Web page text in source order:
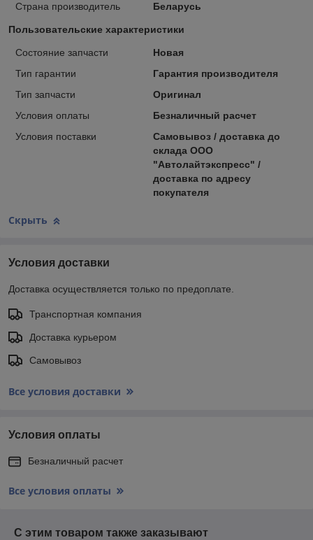
Страна производитель Беларусь
Пользовательские характеристики
Состояние запчасти
Новая
Тип гарантии
Гарантия производителя
Тип запчасти
Оригинал
Условия оплаты
Безналичный расчет
Условия поставки
Самовывоз / доставка до
склада ООО
"Автолайтэкспресс" /
доставка по адресу
покупателя
Скрыть
Условия доставки
Доставка осуществляется только по предоплате.
Транспортная компания
Доставка курьером
Самовывоз
Все условия доставки
Условия оплаты
Безналичный расчет
Все условия оплаты
С этим товаром также заказывают